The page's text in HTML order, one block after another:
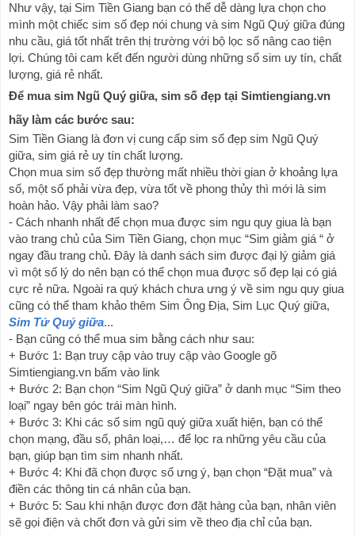
Như vậy, tại Sim Tiền Giang bạn có thể dễ dàng lựa chọn cho
mình một chiếc sim số đẹp nói chung và sim Ngũ Quý giữa đúng
nhu cầu, giá tốt nhất trên thị trường với bộ lọc số nâng cao tiện
lợi. Chúng tôi cam kết đến người dùng những số sim uy tín, chất
lượng, giá rẻ nhất.
Để mua sim Ngũ Quý giữa, sim số đẹp tại Simtiengiang.vn
hãy làm các bước sau:
Sim Tiền Giang là đơn vị cung cấp sim số đẹp sim Ngũ Quý
giữa, sim giá rẻ uy tín chất lượng.
Chọn mua sim số đẹp thường mất nhiều thời gian ở khoảng lựa
số, một số phải vừa đẹp, vừa tốt về phong thủy thì mới là sim
hoàn hảo. Vậy phải làm sao?
- Cách nhanh nhất để chọn mua được sim ngu quy giua là bạn
vào trang chủ của Sim Tiền Giang, chọn mục “Sim giảm giá “ ở
ngay đầu trang chủ. Đây là danh sách sim được đại lý giảm giá
vì một số lý do nên bạn có thể chọn mua được số đẹp lại có giá
cực rẻ nữa. Ngoài ra quý khách chưa ưng ý về sim ngu quy giua
Sim Tứ Quý giữa...
- Bạn cũng có thể mua sim bằng cách như sau:
+ Bước 1: Bạn truy cập vào truy cập vào Google gõ
Simtiengiang.vn bấm vào link
+ Bước 2: Bạn chọn “Sim Ngũ Quý giữa” ở danh mục “Sim theo
loại” ngay bên góc trái màn hình.
+ Bước 3: Khi các số sim ngũ quý giữa xuất hiện, bạn có thể
chọn mạng, đầu số, phân loại,… để lọc ra những yêu cầu của
bạn, giúp bạn tìm sim nhanh nhất.
+ Bước 4: Khi đã chọn được số ưng ý, bạn chọn “Đặt mua” và
điền các thông tin cá nhân của bạn.
+ Bước 5: Sau khi nhận được đơn đặt hàng của bạn, nhân viên
sẽ gọi điện và chốt đơn và gửi sim về theo địa chỉ của bạn.